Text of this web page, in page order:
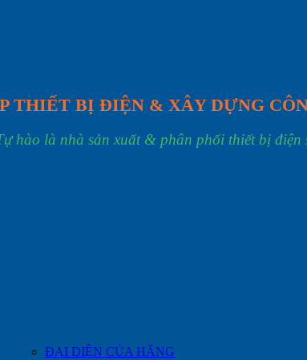
THIẾT BỊ ĐIỆN & XÂY DỰNG
hào là nhà sản xuất & phân phối thiết bị điện
ĐẠI DIỆN CỦA HÃNG